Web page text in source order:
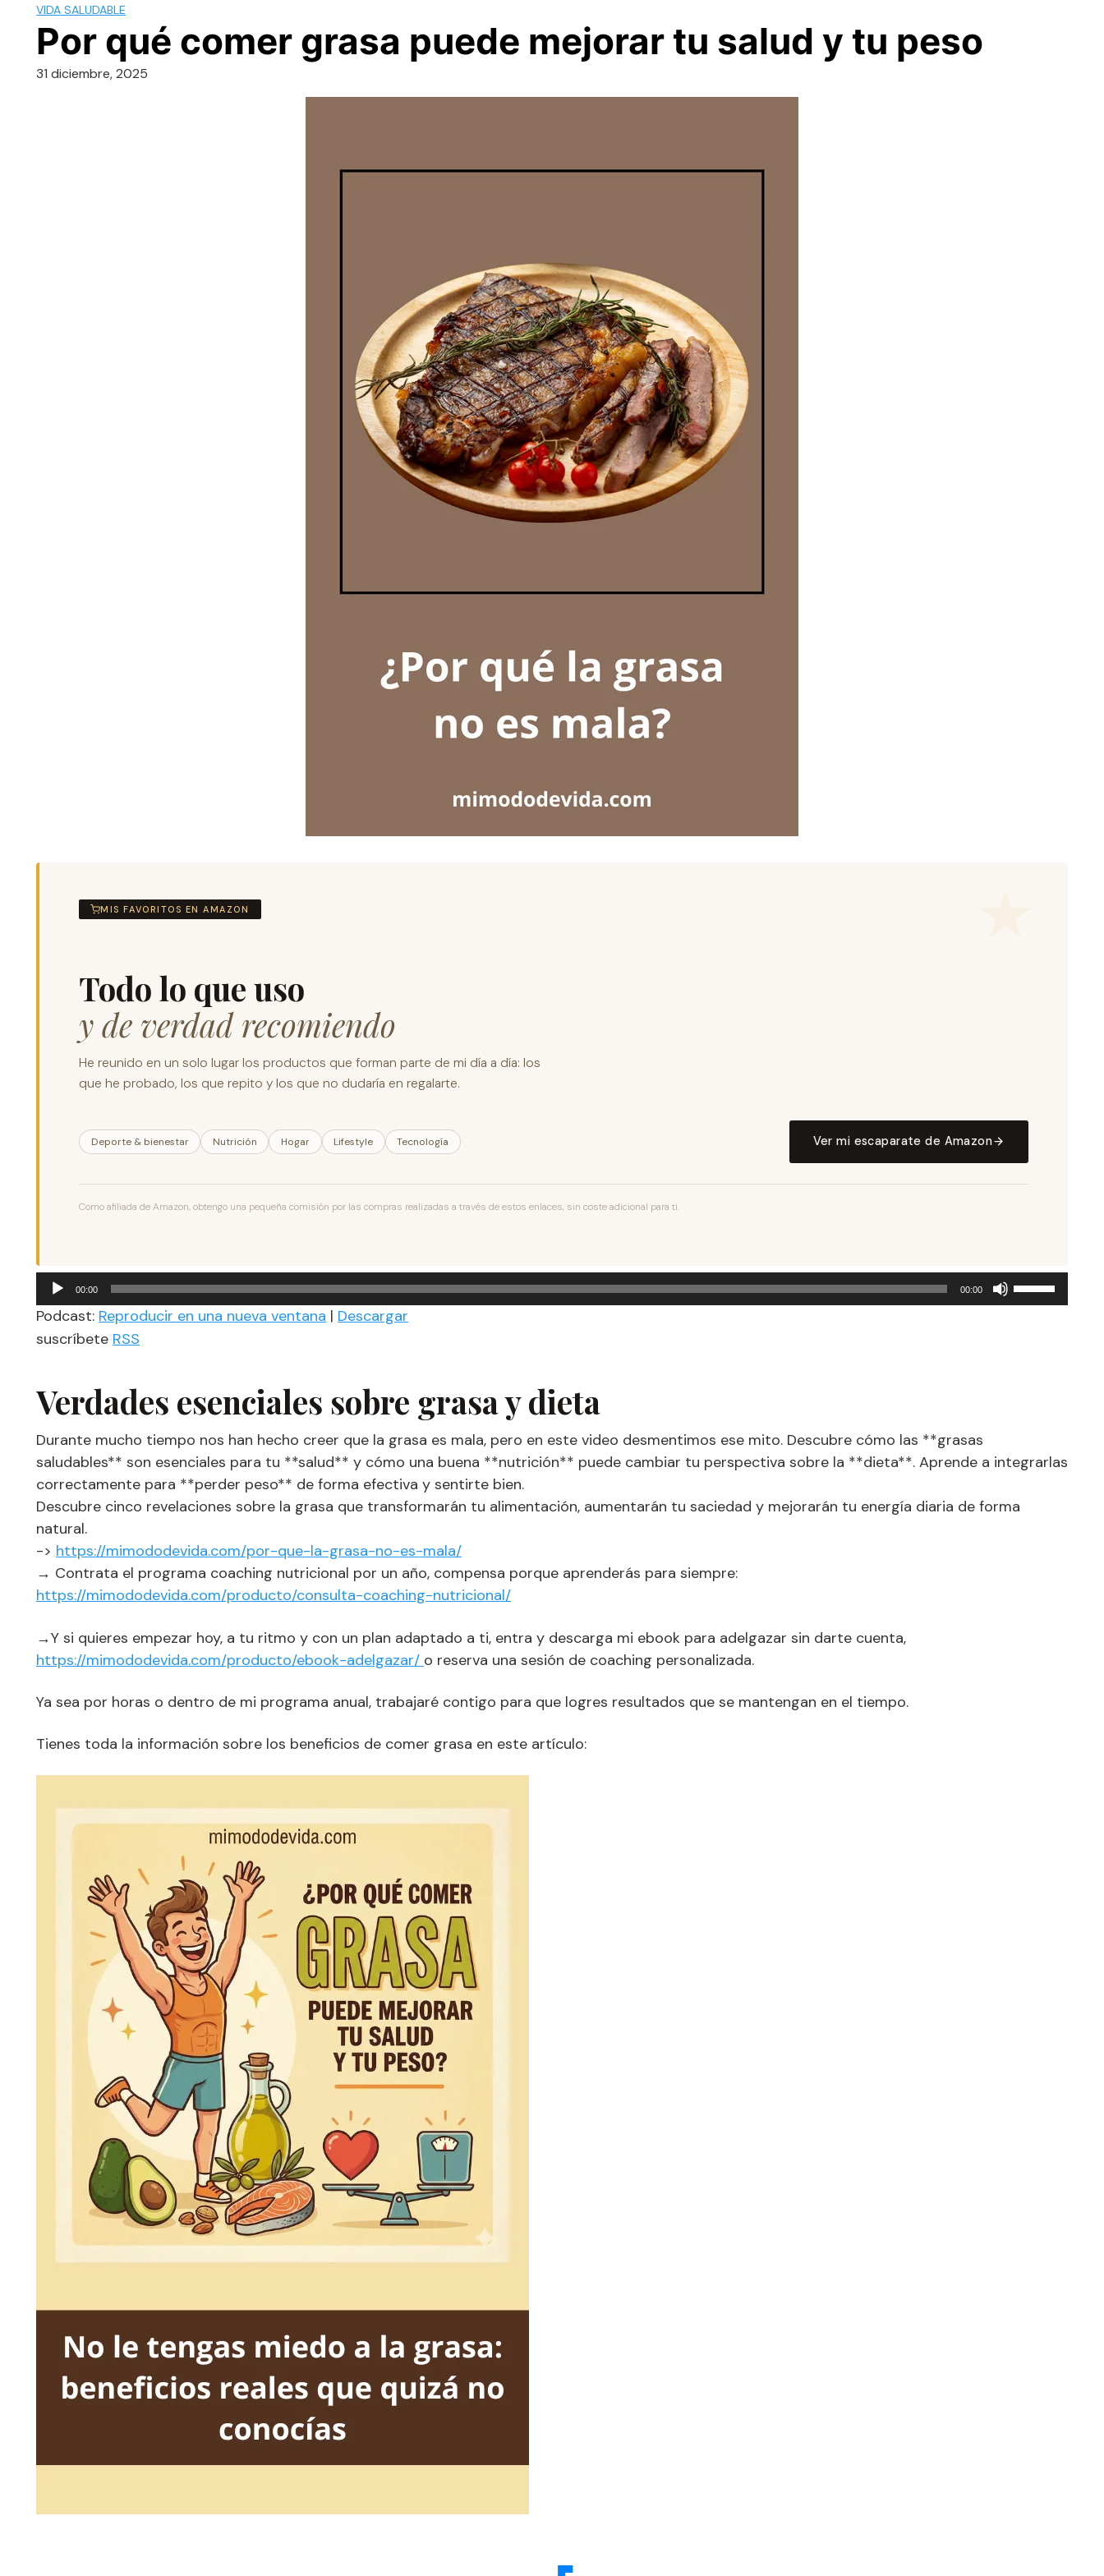
VIDA SALUDABLE
Por qué comer grasa puede mejorar tu salud y tu peso
31 diciembre, 2025
MIS FAVORITOS EN AMAZON
Todo lo que uso
y de verdad recomiendo
He reunido en un solo lugar los productos que forman parte de mi día a día: los
que he probado, los que repito y los que no dudaría en regalarte.
Deporte & bienestar Nutrición Hogar Lifestyle Tecnología Ver mi escaparate de Amazon
Como afiliada de Amazon, obtengo una pequeña comisión por las compras realizadas a través de estos enlaces, sin coste adicional para ti.
Reproductor
audio
00:00 00:00
disminuir
Podcast: Reproducir en una nueva ventana | Descargar
suscríbete RSS
Verdades esenciales sobre grasa y dieta
Durante mucho tiempo nos han hecho creer que la grasa es mala, pero en este video desmentimos ese mito. Descubre cómo las **grasas
saludables** son esenciales para tu **salud** y cómo una buena **nutrición** puede cambiar tu perspectiva sobre la **dieta**. Aprende a integrarlas
correctamente para **perder peso** de forma efectiva y sentirte bien.
Descubre cinco revelaciones sobre la grasa que transformarán tu alimentación, aumentarán tu saciedad y mejorarán tu energía diaria de forma
natural.
-> https://mimododevida.com/por-que-la-grasa-no-es-mala/
→ Contrata el programa coaching nutricional por un año, compensa porque aprenderás para siempre:
https://mimododevida.com/producto/consulta-coaching-nutricional/
→Y si quieres empezar hoy, a tu ritmo y con un plan adaptado a ti, entra y descarga mi ebook para adelgazar sin darte cuenta,
https://mimododevida.com/producto/ebook-adelgazar/ o reserva una sesión de coaching personalizada.
Ya sea por horas o dentro de mi programa anual, trabajaré contigo para que logres resultados que se mantengan en el tiempo.
Tienes toda la información sobre los beneficios de comer grasa en este artículo: